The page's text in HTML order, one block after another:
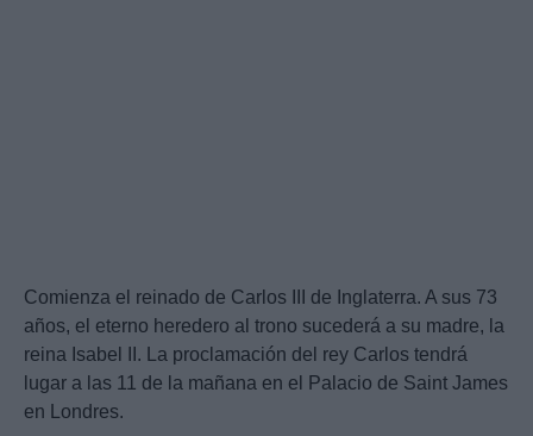
Comienza el reinado de Carlos III de Inglaterra. A sus 73
años, el eterno heredero al trono sucederá a su madre, la
reina Isabel II. La proclamación del rey Carlos tendrá
lugar a las 11 de la mañana en el Palacio de Saint James
en Londres.